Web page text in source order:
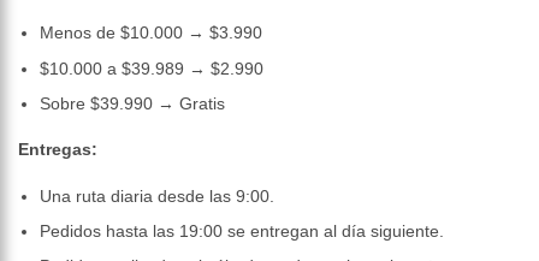
Menos de $10.000 → $3.990
$10.000 a $39.989 → $2.990
Sobre $39.990 → Gratis
Entregas:
Una ruta diaria desde las 9:00.
Pedidos hasta las 19:00 se entregan al día siguiente.